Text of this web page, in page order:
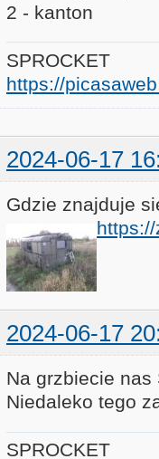
2 - kanton
SPROCKET
https://
2024-06-17
Gdzie znajduje
2024-06-17
Na grzbiecie nas
Niedaleko tego
SPROCKET